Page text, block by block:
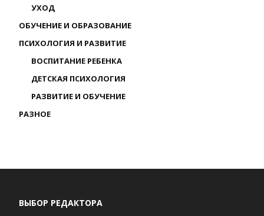
УХОД
ОБУЧЕНИЕ И ОБРАЗОВАНИЕ
ПСИХОЛОГИЯ И РАЗВИТИЕ
ВОСПИТАНИЕ РЕБЕНКА
ДЕТСКАЯ ПСИХОЛОГИЯ
РАЗВИТИЕ И ОБУЧЕНИЕ
РАЗНОЕ
ВЫБОР РЕДАКТОРА